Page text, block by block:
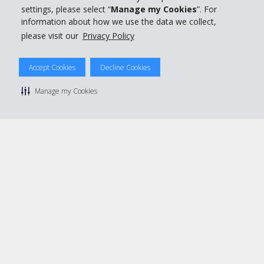
settings, please select “Manage my Cookies”. For
information about how we use the data we collect,
please visit our Privacy Policy
Accept Cookies Decline Cookies
Manage my Cookies
© 2026 The Hertz System, Inc.
Privacy Policy | Condizioni di Utilizzo |
Manage cookie preferences